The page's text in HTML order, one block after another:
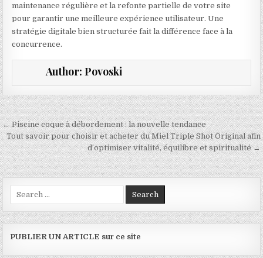
maintenance régulière et la refonte partielle de votre site
pour garantir une meilleure expérience utilisateur. Une
stratégie digitale bien structurée fait la différence face à la
concurrence.
Author: Povoski
Navigation de l’article
← Piscine coque à débordement : la nouvelle tendance
Tout savoir pour choisir et acheter du Miel Triple Shot Original afin
d’optimiser vitalité, équilibre et spiritualité →
Search for:
PUBLIER UN ARTICLE sur ce site